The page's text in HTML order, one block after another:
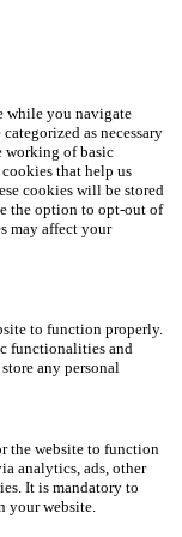
while you navigate
as necessary
working of basic
that help us
cookies will be stored
the option to opt-out of
may affect your
to function properly.
functionalities and
any personal
the website to function
analytics, ads, other
It is mandatory to
your website.